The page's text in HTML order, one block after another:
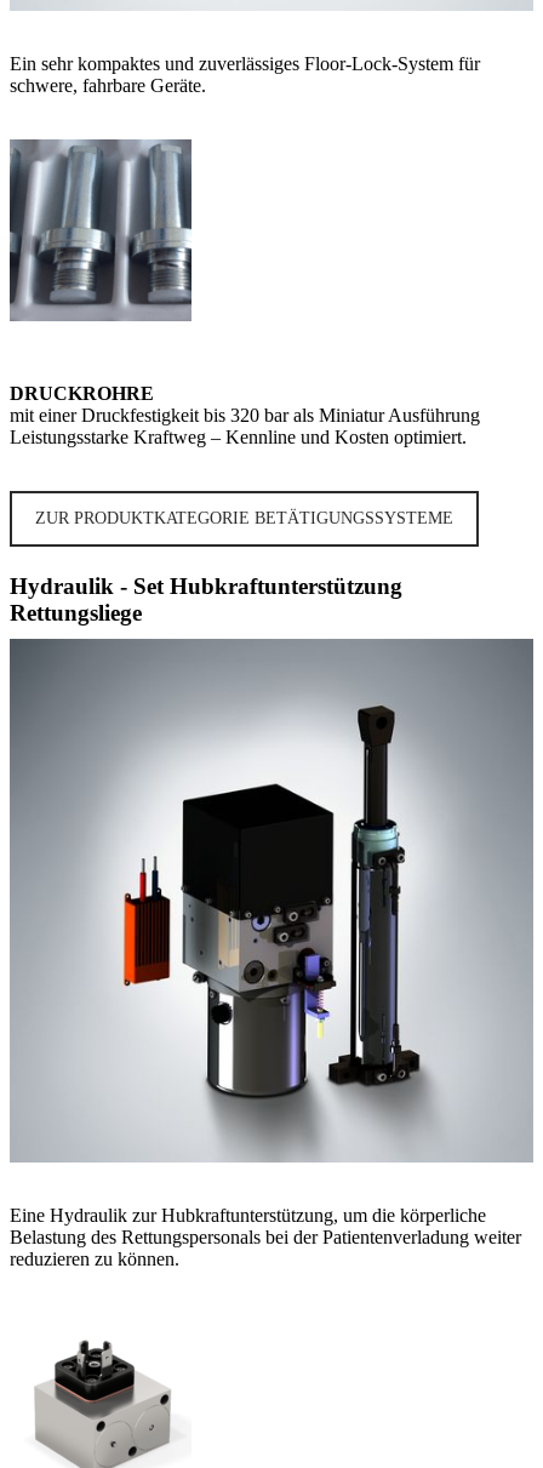
Ein sehr kompaktes und zuverlässiges Floor-Lock-System für
schwere, fahrbare Geräte.
DRUCKROHRE
mit einer Druckfestigkeit bis 320 bar als Miniatur Ausführung
Leistungsstarke Kraftweg – Kennline und Kosten optimiert.
ZUR PRODUKTKATEGORIE BETÄTIGUNGSSYSTEME
Hydraulik - Set Hubkraftunterstützung
Rettungsliege
Eine Hydraulik zur Hubkraftunterstützung, um die körperliche
Belastung des Rettungspersonals bei der Patientenverladung weiter
reduzieren zu können.